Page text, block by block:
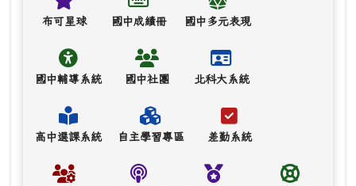
布可星球 國中成績冊 國中多元表現
國中輔導系統 國中社團 北科大系統
高中選課系統 自主學習專區 差勤系統